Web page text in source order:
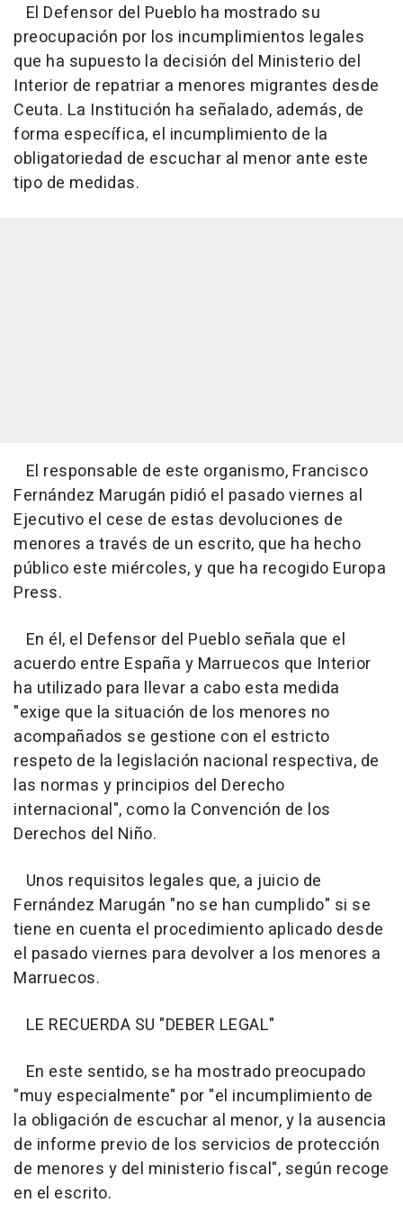
El Defensor del Pueblo ha mostrado su
preocupación por los incumplimientos legales
que ha supuesto la decisión del Ministerio del
Interior de repatriar a menores migrantes desde
Ceuta. La Institución ha señalado, además, de
forma específica, el incumplimiento de la
obligatoriedad de escuchar al menor ante este
tipo de medidas.
El responsable de este organismo, Francisco
Fernández Marugán pidió el pasado viernes al
Ejecutivo el cese de estas devoluciones de
menores a través de un escrito, que ha hecho
público este miércoles, y que ha recogido Europa
Press.
En él, el Defensor del Pueblo señala que el
acuerdo entre España y Marruecos que Interior
ha utilizado para llevar a cabo esta medida
"exige que la situación de los menores no
acompañados se gestione con el estricto
respeto de la legislación nacional respectiva, de
las normas y principios del Derecho
internacional", como la Convención de los
Derechos del Niño.
Unos requisitos legales que, a juicio de
Fernández Marugán "no se han cumplido" si se
tiene en cuenta el procedimiento aplicado desde
el pasado viernes para devolver a los menores a
Marruecos.
LE RECUERDA SU "DEBER LEGAL"
En este sentido, se ha mostrado preocupado
"muy especialmente" por "el incumplimiento de
la obligación de escuchar al menor, y la ausencia
de informe previo de los servicios de protección
de menores y del ministerio fiscal", según recoge
en el escrito.